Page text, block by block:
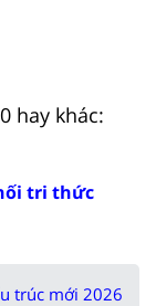
hay khác:
tri thức
trúc mới 2026